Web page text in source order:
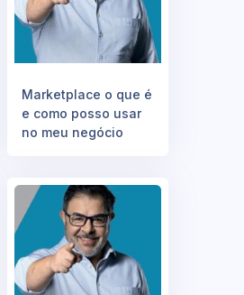
Marketplace o que é
e como posso usar
no meu negócio